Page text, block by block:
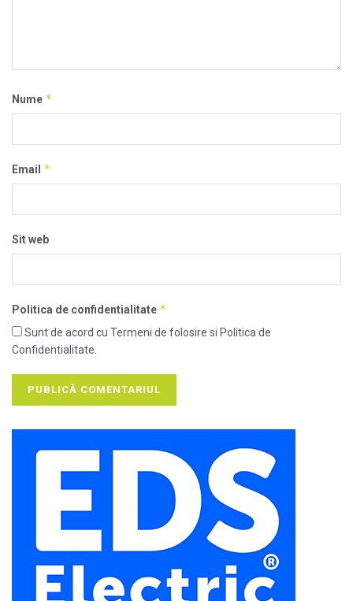
Nume *
Email *
Sit web
Politica de confidentialitate *
Sunt de acord cu Termeni de folosire si Politica de
Confidentialitate.